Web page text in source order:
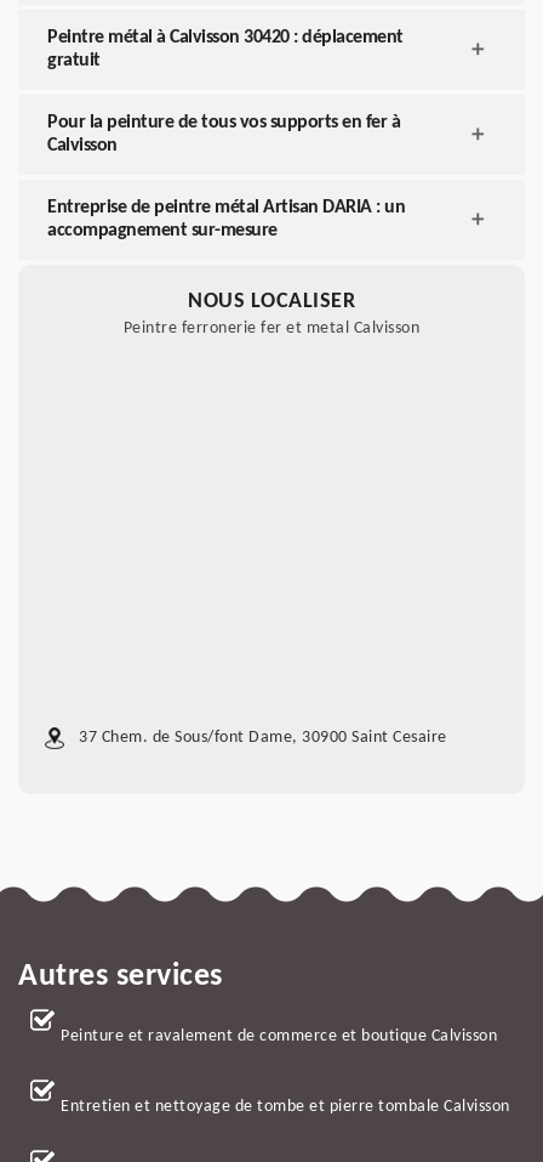
Peintre métal à Calvisson 30420 : déplacement
gratuit
Pour la peinture de tous vos supports en fer à
Calvisson
Entreprise de peintre métal Artisan DARIA : un
accompagnement sur-mesure
NOUS LOCALISER
Peintre ferronerie fer et metal Calvisson
37 Chem. de Sous/font Dame, 30900 Saint Cesaire
Autres services
Peinture et ravalement de commerce et boutique Calvisson
Entretien et nettoyage de tombe et pierre tombale Calvisson